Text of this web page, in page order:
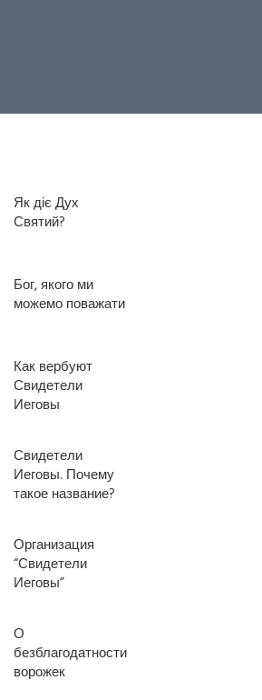
Як діє Дух
Святий?
Бог, якого ми
можемо поважати
Как вербуют
Свидетели
Иеговы
Свидетели
Иеговы. Почему
такое название?
Организация
“Свидетели
Иеговы”
О
безблагодатности
ворожек